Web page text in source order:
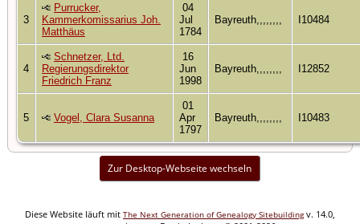
3
Purrucker,
Kammerkomissarius Joh.
Matthäus
04
Jul
1784
Bayreuth,,,,,,,, I10484
4
Schnetzer, Ltd.
Regierungsdirektor
Friedrich Franz
16
Jun
1998
Bayreuth,,,,,,,, I12852
5 Vogel, Clara Susanna
01
Apr
1797
Bayreuth,,,,,,,, I10483
Zur Desktop-Webseite wechseln
Diese Website läuft mit The Next Generation of Genealogy Sitebuildingv. 14.0,